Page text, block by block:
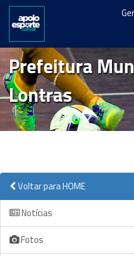
Prefeitura
Lontras
Voltar para HOME
Notícias
Fotos